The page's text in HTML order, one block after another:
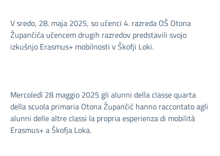
V sredo, 28. maja 2025, so učenci 4. razreda OŠ Otona
Župančiča učencem drugih razredov predstavili svojo
izkušnjo Erasmus+ mobilnosti v Škofji Loki.
Mercoledì 28 maggio 2025 gli alunni della classe quarta
della scuola primaria Otona Župančič hanno raccontato agli
alunni delle altre classi la propria esperienza di mobilità
Erasmus+ a Škofja Loka.